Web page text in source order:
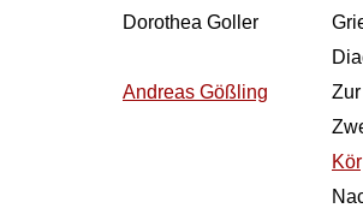
Dorothea Goller
Andreas Gößling